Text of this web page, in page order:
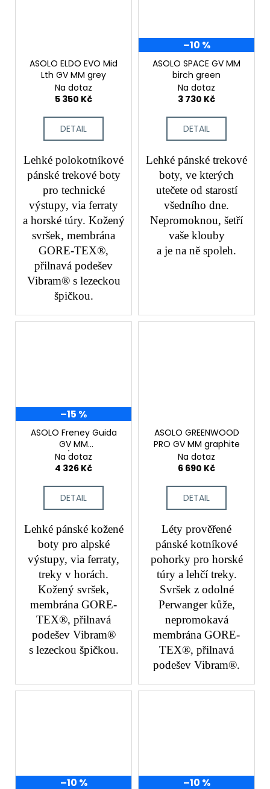
ASOLO ELDO EVO Mid
Lth GV MM grey
Na dotaz
5 350 Kč
DETAIL
Lehké polokotníkové
pánské trekové boty
pro technické
výstupy, via ferraty
a horské túry. Kožený
svršek, membrána
GORE-TEX®,
přilnavá podešev
Vibram® s lezeckou
špičkou.
–10 %
ASOLO SPACE GV MM
birch green
Na dotaz
3 730 Kč
DETAIL
Lehké pánské trekové
boty, ve kterých
utečete od starostí
všedního dne.
Nepromoknou, šetří
vaše klouby
a je na ně spoleh.
–15 %
ASOLO Freney Guida
GV MM
Graphite/Green Lime
Na dotaz
4 326 Kč
DETAIL
Lehké pánské kožené
boty pro alpské
výstupy, via ferraty,
treky v horách.
Kožený svršek,
membrána GORE-
TEX®, přilnavá
podešev Vibram®
s lezeckou špičkou.
ASOLO GREENWOOD
PRO GV MM graphite
Na dotaz
6 690 Kč
DETAIL
Léty prověřené
pánské kotníkové
pohorky pro horské
túry a lehčí treky.
Svršek z odolné
Perwanger kůže,
nepromokavá
membrána GORE-
TEX®, přilnavá
podešev Vibram®.
–10 % –10 %